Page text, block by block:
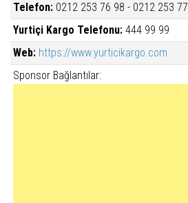
Telefon: 0212 253 76 98 - 0212 253
Yurtiçi Kargo Telefonu: 444 99 99
Web: https://www.yurticikargo.com
Sponsor Bağlantılar: